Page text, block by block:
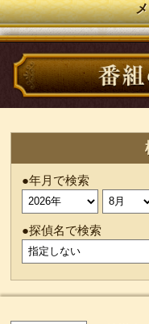
●年月で検索
●探偵名で検索